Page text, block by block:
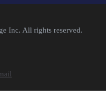
Inc. All rights reserved.